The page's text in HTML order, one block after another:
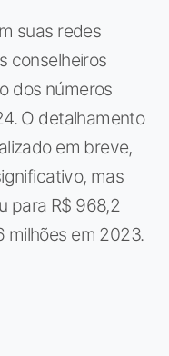
suas redes
conselheiros
dos números
O detalhamento
em breve,
mas
para R$ 968,2
milhões em 2023.